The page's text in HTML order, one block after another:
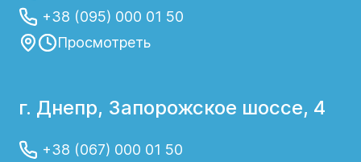
+38 (095) 000 01 50
Просмотреть
г. Днепр, Запорожское шоссе, 4
+38 (067) 000 01 50